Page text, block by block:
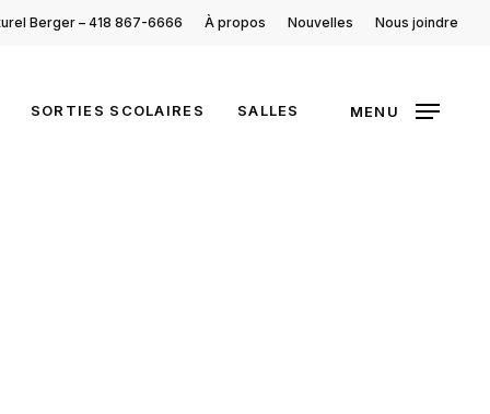
Berger – 418 867-6666 À propos Nouvelles Nous joindre
SORTIES SCOLAIRES SALLES MENU